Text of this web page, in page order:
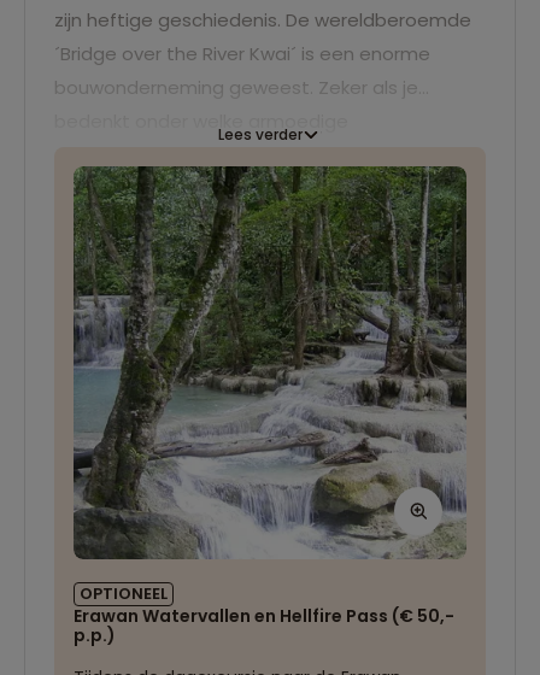
zijn heftige geschiedenis. De wereldberoemde
´Bridge over the River Kwai´ is een enorme
bouwonderneming geweest. Zeker als je
Birma spoorlijn, ooit is aangelegd. Meer leren
over de spoorlijn naar Birma en zijn
geschiedenis? Bezoek dan het JEATH Museum
en het Thailand–Burma Railway Centre
museum.
Lees verder
OPTIONEEL
Erawan Watervallen en Hellfire Pass (€ 50,-
p.p.)